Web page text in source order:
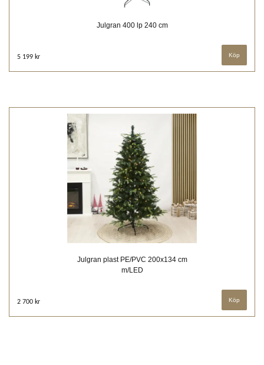
Julgran 400 lp 240 cm
5 199 kr
Julgran plast PE/PVC 200x134 cm
m/LED
2 700 kr